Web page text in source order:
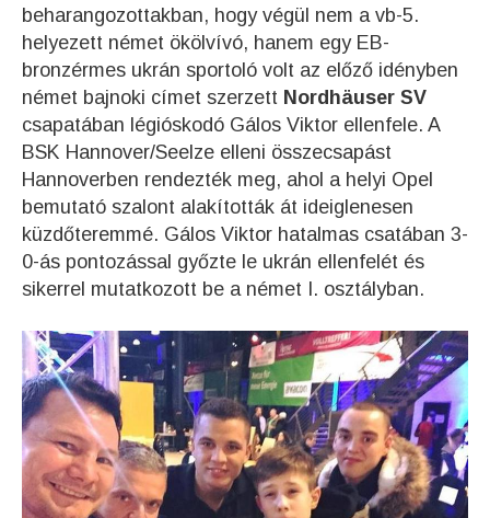
beharangozottakban, hogy végül nem a vb-5.
helyezett német ökölvívó, hanem egy EB-
bronzérmes ukrán sportoló volt az előző idényben
német bajnoki címet szerzett Nordhäuser SV
csapatában légióskodó Gálos Viktor ellenfele. A
BSK Hannover/Seelze elleni összecsapást
Hannoverben rendezték meg, ahol a helyi Opel
bemutató szalont alakították át ideiglenesen
küzdőteremmé. Gálos Viktor hatalmas csatában 3-
0-ás pontozással győzte le ukrán ellenfelét és
sikerrel mutatkozott be a német I. osztályban.